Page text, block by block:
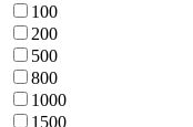
100
200
500
800
1000
1500